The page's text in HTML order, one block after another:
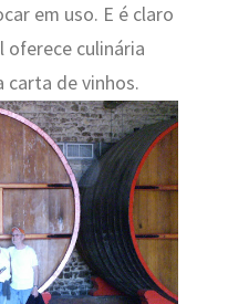
em uso. E é claro
culinária
carta de vinhos.